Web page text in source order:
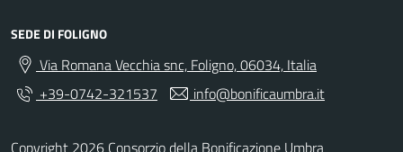
SEDE DI FOLIGNO
Via Romana Vecchia snc, Foligno, 06034, Italia
+39-0742-321537
info@bonificaumbra.it
Copyright 2026 Consorzio della Bonificazione Umbra